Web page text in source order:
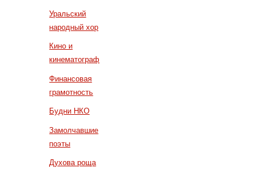
Уральский
народный хор
Кино и
кинематограф
Финансовая
грамотность
Будни НКО
Замолчавшие
поэты
Духова роща